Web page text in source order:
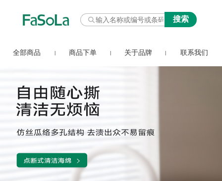
全部商品 商品下单 关于品牌 联系我们